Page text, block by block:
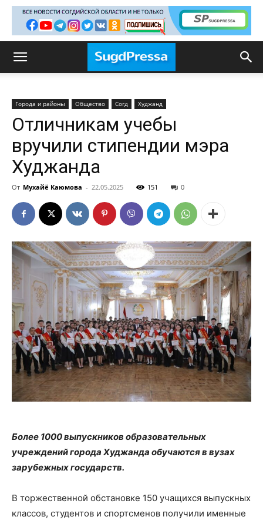
Города и районы Общество Согд Худжанд
Отличникам учебы
вручили стипендии мэра
Худжанда
От Мухайё Каюмова - 22.05.2025 151 0
Более 1000 выпускников образовательных
учреждений города Худжанда обучаются в вузах
зарубежных государств.
В торжественной обстановке 150 учащихся выпускных
классов, студентов и спортсменов получили именные